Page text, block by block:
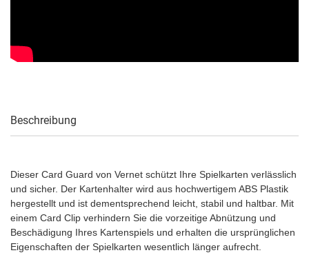
Beschreibung
Dieser Card Guard von Vernet schützt Ihre Spielkarten verlässlich
und sicher. Der Kartenhalter wird aus hochwertigem ABS Plastik
hergestellt und ist dementsprechend leicht, stabil und haltbar. Mit
einem Card Clip verhindern Sie die vorzeitige Abnützung und
Beschädigung Ihres Kartenspiels und erhalten die ursprünglichen
Eigenschaften der Spielkarten wesentlich länger aufrecht.